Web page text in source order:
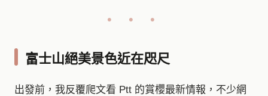
富士山絕美景色近在咫尺
出發前，我反覆爬文看 Ptt 的賞櫻最新情報，不少網